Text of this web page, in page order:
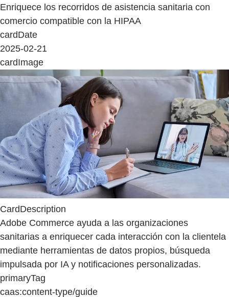
Enriquece los recorridos de asistencia sanitaria con
comercio compatible con la HIPAA
cardDate
2025-02-21
cardImage
CardDescription
Adobe Commerce ayuda a las organizaciones
sanitarias a enriquecer cada interacción con la clientela
mediante herramientas de datos propios, búsqueda
impulsada por IA y notificaciones personalizadas.
primaryTag
caas:content-type/guide